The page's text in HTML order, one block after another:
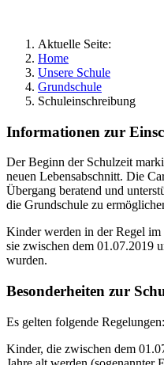
Aktuelle Seite:
Home
Unsere Schule
Grundschule
Schuleinschreibung
Informationen zur
Der Beginn der Schulzeit
neuen Lebensabschnitt. Die
Übergang beratend und
die Grundschule zu
Kinder werden in der Regel im
sie zwischen dem 01.07.2019
wurden.
Besonderheiten zur
Es gelten folgende Regelungen:
Kinder, die zwischen dem